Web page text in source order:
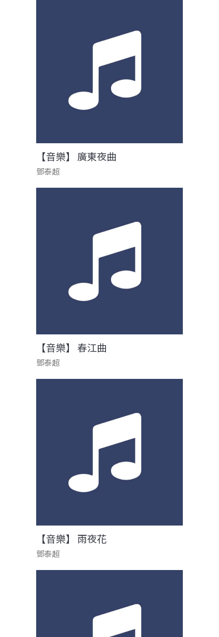
【音樂】 廣東夜曲
鄧泰超
【音樂】 春江曲
鄧泰超
【音樂】 雨夜花
鄧泰超